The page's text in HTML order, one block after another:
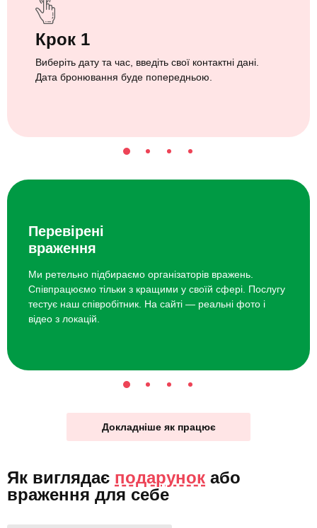
Крок 1
Виберіть дату та час, введіть свої контактні дані.
Дата бронювання буде попередньою.
Перевірені
враження
Ми ретельно підбираємо організаторів вражень.
Співпрацюємо тільки з кращими у своїй сфері. Послугу
тестує наш співробітник. На сайті — реальні фото і
відео з локацій.
Докладніше як працює
Як виглядає подарунок або
враження для себе